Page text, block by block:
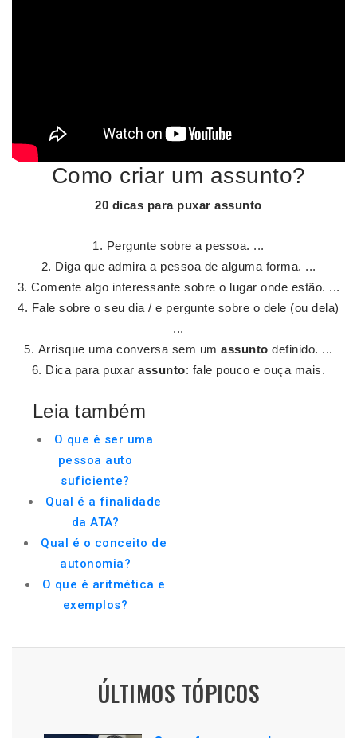
Como criar um assunto?
20 dicas para puxarassunto
Pergunte sobre a pessoa. ...
Diga que admira a pessoa de alguma forma. ...
Comente algo interessante sobre o lugar onde estão. ...
Fale sobre o seu dia / e pergunte sobre o dele (ou dela)
...
Arrisque uma conversa sem umassunto definido. ...
Dica para puxarassunto: fale pouco e ouça mais.
Leia também
O que é ser uma
pessoa auto
suficiente?
Qual é a finalidade
da ATA?
Qual é o conceito de
autonomia?
O que é aritmética e
exemplos?
ÚLTIMOS TÓPICOS